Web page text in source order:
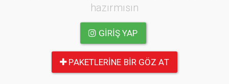
hazırmısın
GIRIŞ YAP
PAKETLERINE BIR GÖZ AT